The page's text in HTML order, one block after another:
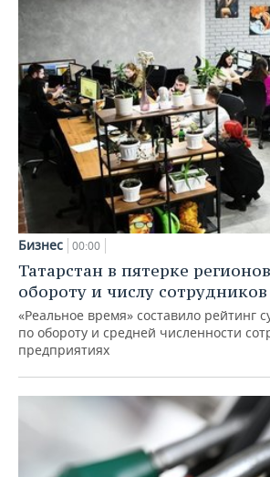
Бизнес 00:00
Татарстан в пятерке
обороту и числу
«Реальное время» составило рейтинг
по обороту и средней численности
предприятиях